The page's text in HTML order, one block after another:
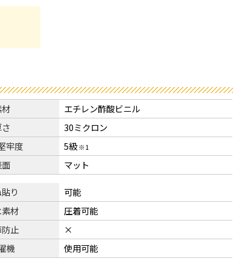
エチレン酢酸ビニル
30ミクロン
牢度
5級※1
マット
り
可能
材
圧着可能
止
×
機
使用可能